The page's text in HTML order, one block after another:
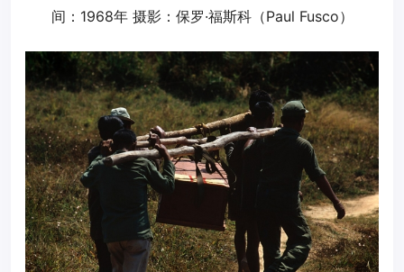
间：1968年 摄影：保罗·福斯科（Paul Fusco）